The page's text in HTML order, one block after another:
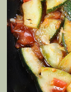
vang đỏ
nhiệt độ
Tắt bếp,
5. Cách làmmón
Dù chỉ mới xuất
người Việt áp